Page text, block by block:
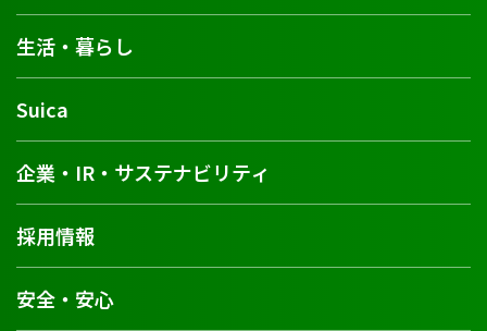
生活・暮らし
Suica
企業・IR・サステナビリティ
採用情報
安全・安心